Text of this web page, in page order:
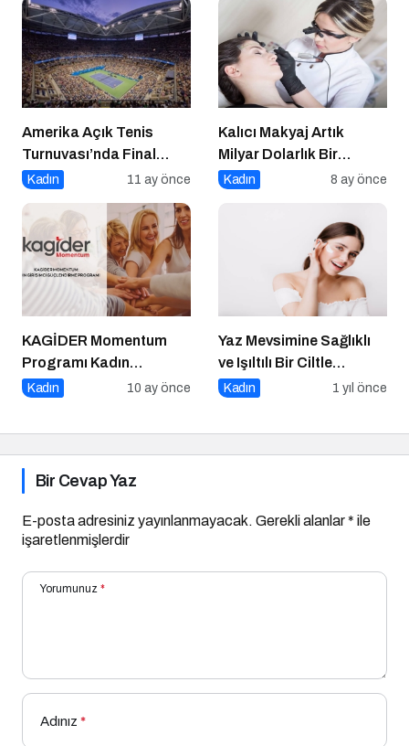
Amerika Açık Tenis
Turnuvası’nda Final
Heyecanı Eurosport’ta!
Kadın 11 ay önce
Kalıcı Makyaj Artık
Milyar Dolarlık Bir
Endüstri
Kadın 8 ay önce
KAGİDER Momentum
Programı Kadın
Girişimcilerin Gücüne
Kadın 10 ay önce
Yaz Mevsimine Sağlıklı
ve Işıltılı Bir Ciltle
Merhaba Deyin
Kadın 1 yıl önce
Bir Cevap Yaz
E-posta adresiniz yayınlanmayacak. Gerekli alanlar* ile
işaretlenmişlerdir
Yorumunuz *
Adınız *